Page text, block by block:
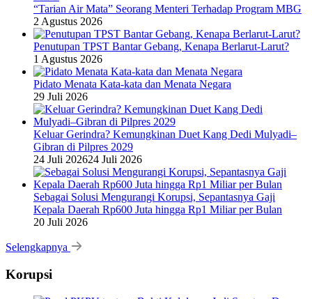
“Tarian Air Mata” Seorang Menteri Terhadap Program MBG
2 Agustus 2026
Penutupan TPST Bantar Gebang, Kenapa Berlarut-Larut?
1 Agustus 2026
Pidato Menata Kata-kata dan Menata Negara
29 Juli 2026
Keluar Gerindra? Kemungkinan Duet Kang Dedi Mulyadi–
Gibran di Pilpres 2029
24 Juli 202624 Juli 2026
Sebagai Solusi Mengurangi Korupsi, Sepantasnya Gaji
Kepala Daerah Rp600 Juta hingga Rp1 Miliar per Bulan
20 Juli 2026
Selengkapnya
Korupsi